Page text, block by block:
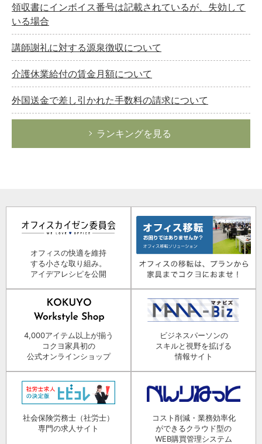
領収書にインボイス番号は記載されているが、失効して
いる場合
講師謝礼に対する源泉徴収について
介護休業給付の賃金月額について
外国送金で差し引かれた手数料の請求について
ランキングを見る
オフィスの快適を維持
する小さな取り組み。
アイデアレシピを公開
4,000アイテム以上が揃う
コクヨ家具初の
公式オンラインショップ
ビジネスパーソンの
スキルと視野を拡げる
情報サイト
社会保険労務士（社労士）
専門の求人サイト
コスト削減・業務効率化
ができるクラウド型の
WEB購買管理システム